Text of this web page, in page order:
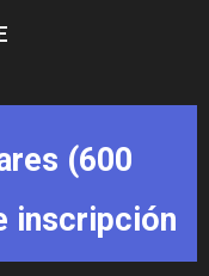
(600
inscripción